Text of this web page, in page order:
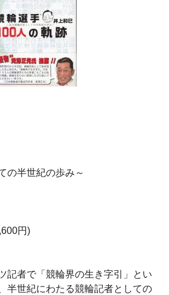
の半世紀の歩み～
円)
記者で「競輪界の生き字引」とい
半世紀にわたる競輪記者としての